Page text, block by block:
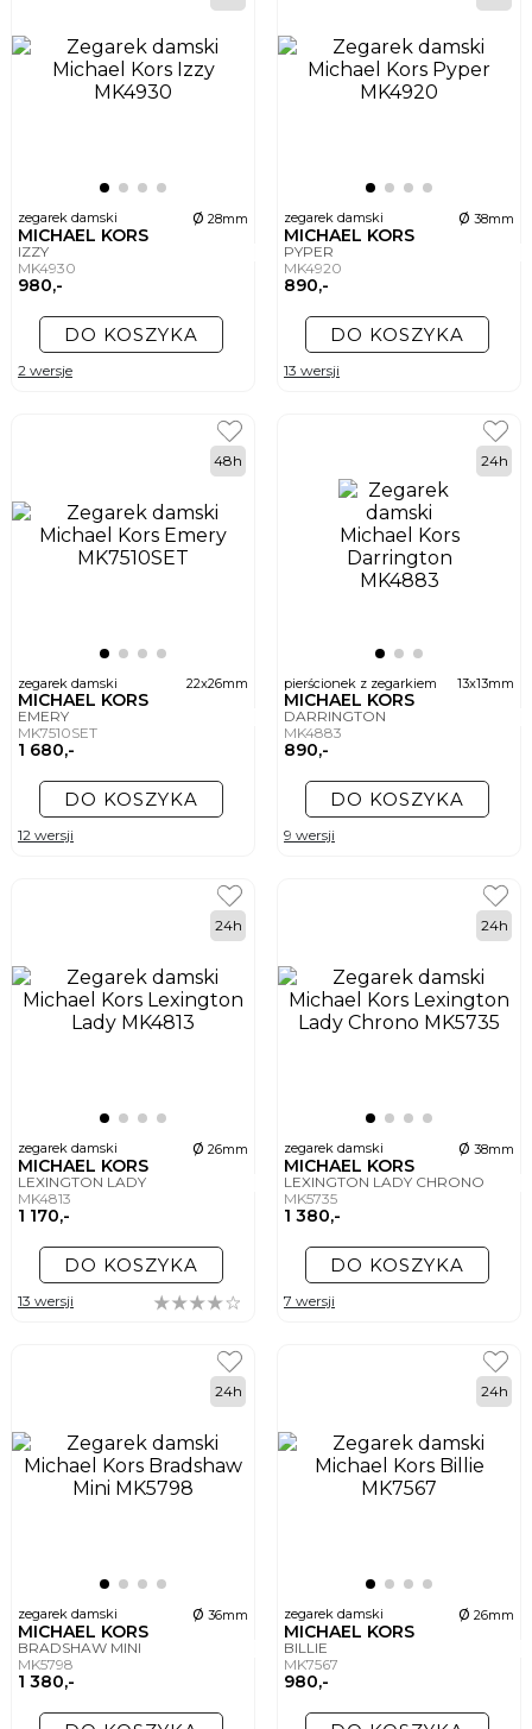
zegarek damski ø 28mm
MICHAEL KORS
IZZY
MK4930
980,-
DO KOSZYKA
2 wersje
zegarek damski ø 38mm
MICHAEL KORS
PYPER
MK4920
890,-
DO KOSZYKA
13 wersji
zegarek damski 22x26mm
MICHAEL KORS
EMERY
MK7510SET
1 680,-
48h
DO KOSZYKA
12 wersji
pierścionek z zegarkiem 13x13mm
MICHAEL KORS
DARRINGTON
MK4883
890,-
24h
DO KOSZYKA
9 wersji
zegarek damski ø 26mm
MICHAEL KORS
LEXINGTON LADY
MK4813
1 170,-
24h
DO KOSZYKA
13 wersji
zegarek damski ø 38mm
MICHAEL KORS
LEXINGTON LADY CHRONO
MK5735
1 380,-
24h
DO KOSZYKA
7 wersji
zegarek damski ø 36mm
MICHAEL KORS
BRADSHAW MINI
MK5798
1 380,-
24h
zegarek damski ø 26mm
MICHAEL KORS
BILLIE
MK7567
980,-
24h